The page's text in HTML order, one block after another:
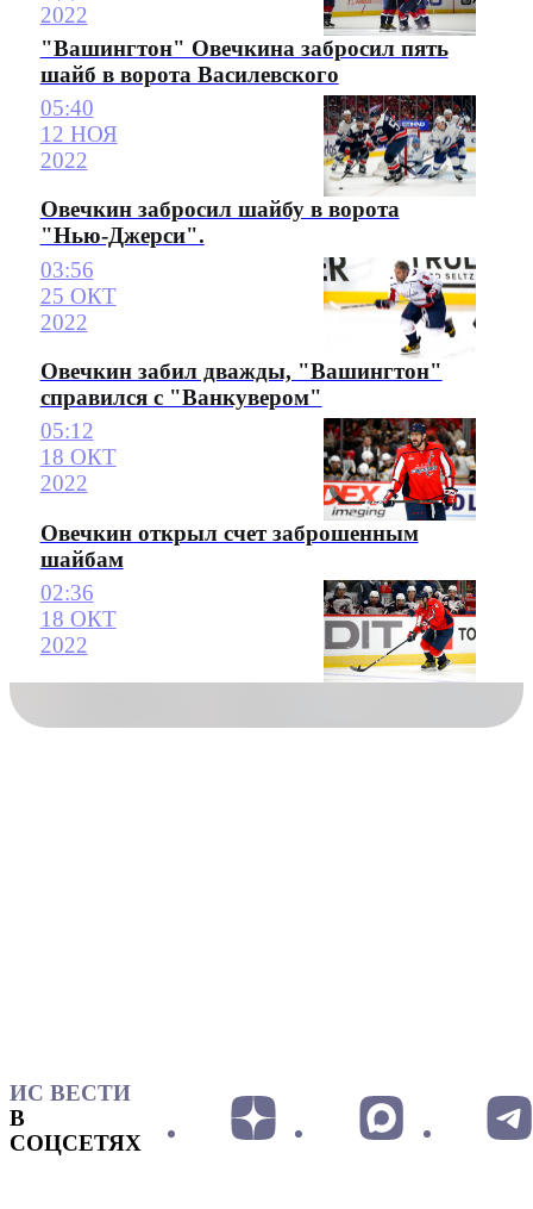
2022
"Вашингтон" Овечкина забросил пять
шайб в ворота Василевского
05:40
12 НОЯ
2022
Овечкин забросил шайбу в ворота
"Нью-Джерси".
03:56
25 ОКТ
2022
Овечкин забил дважды, "Вашингтон"
справился с "Ванкувером"
05:12
18 ОКТ
2022
Овечкин открыл счет заброшенным
шайбам
02:36
18 ОКТ
2022
ИС ВЕСТИ
В
СОЦСЕТЯХ